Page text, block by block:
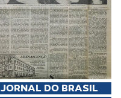
JORNAL DO BRASIL